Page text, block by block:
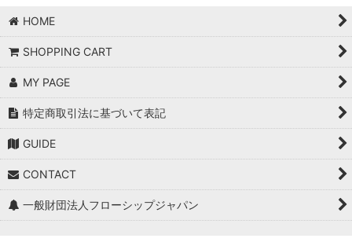
HOME
SHOPPING CART
MY PAGE
特定商取引法に基づいて表記
GUIDE
CONTACT
一般財団法人フローシップジャパン